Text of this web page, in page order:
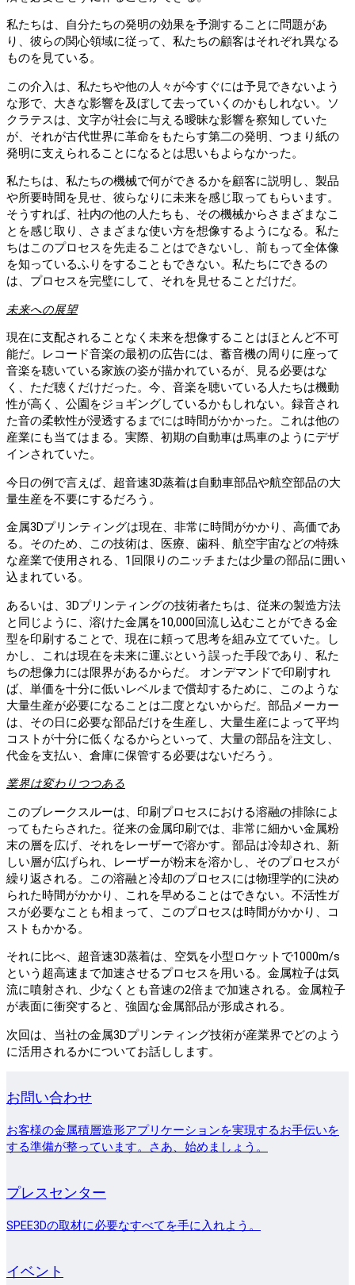
私たちは、自分たちの発明の効果を予測することに問題があ
り、彼らの関心領域に従って、私たちの顧客はそれぞれ異なる
ものを見ている。
この介入は、私たちや他の人々が今すぐには予見できないよう
な形で、大きな影響を及ぼして去っていくのかもしれない。ソ
クラテスは、文字が社会に与える曖昧な影響を察知していた
が、それが古代世界に革命をもたらす第二の発明、つまり紙の
発明に支えられることになるとは思いもよらなかった。
私たちは、私たちの機械で何ができるかを顧客に説明し、製品
や所要時間を見せ、彼らなりに未来を感じ取ってもらいます。
そうすれば、社内の他の人たちも、その機械からさまざまなこ
とを感じ取り、さまざまな使い方を想像するようになる。私た
ちはこのプロセスを先走ることはできないし、前もって全体像
を知っているふりをすることもできない。私たちにできるの
は、プロセスを完璧にして、それを見せることだけだ。
未来への展望
現在に支配されることなく未来を想像することはほとんど不可
能だ。レコード音楽の最初の広告には、蓄音機の周りに座って
音楽を聴いている家族の姿が描かれているが、見る必要はな
く、ただ聴くだけだった。今、音楽を聴いている人たちは機動
性が高く、公園をジョギングしているかもしれない。録音され
た音の柔軟性が浸透するまでには時間がかかった。これは他の
産業にも当てはまる。実際、初期の自動車は馬車のようにデザ
インされていた。
今日の例で言えば、超音速3D蒸着は自動車部品や航空部品の大
量生産を不要にするだろう。
金属3Dプリンティングは現在、非常に時間がかかり、高価であ
る。そのため、この技術は、医療、歯科、航空宇宙などの特殊
な産業で使用される、1回限りのニッチまたは少量の部品に囲い
込まれている。
あるいは、3Dプリンティングの技術者たちは、従来の製造方法
と同じように、溶けた金属を10,000回流し込むことができる金
型を印刷することで、現在に頼って思考を組み立てていた。し
かし、これは現在を未来に運ぶという誤った手段であり、私た
ちの想像力には限界があるからだ。 オンデマンドで印刷すれ
ば、単価を十分に低いレベルまで償却するために、このような
大量生産が必要になることは二度とないからだ。部品メーカー
は、その日に必要な部品だけを生産し、大量生産によって平均
コストが十分に低くなるからといって、大量の部品を注文し、
代金を支払い、倉庫に保管する必要はないだろう。
業界は変わりつつある
このブレークスルーは、印刷プロセスにおける溶融の排除によ
ってもたらされた。従来の金属印刷では、非常に細かい金属粉
末の層を広げ、それをレーザーで溶かす。部品は冷却され、新
しい層が広げられ、レーザーが粉末を溶かし、そのプロセスが
繰り返される。この溶融と冷却のプロセスには物理学的に決め
られた時間がかかり、これを早めることはできない。不活性ガ
スが必要なことも相まって、このプロセスは時間がかかり、コ
ストもかかる。
それに比べ、超音速3D蒸着は、空気を小型ロケットで1000m/s
という超高速まで加速させるプロセスを用いる。金属粒子は気
流に噴射され、少なくとも音速の2倍まで加速される。金属粒子
が表面に衝突すると、強固な金属部品が形成される。
次回は、当社の金属3Dプリンティング技術が産業界でどのよう
に活用されるかについてお話しします。
お問い合わせ
お客様の金属積層造形アプリケーションを実現するお手伝いを
する準備が整っています。さあ、始めましょう。
プレスセンター
SPEE3Dの取材に必要なすべてを手に入れよう。
イベント